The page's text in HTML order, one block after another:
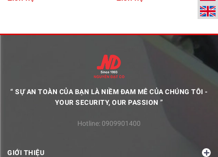
“ SỰ AN TOÀN CỦA BẠN LÀ NIỀM ĐAM MÊ CỦA CHÚNG TÔI -
YOUR SECURITY, OUR PASSION ”
Hotline: 0909901400
GIỚI THIỆU